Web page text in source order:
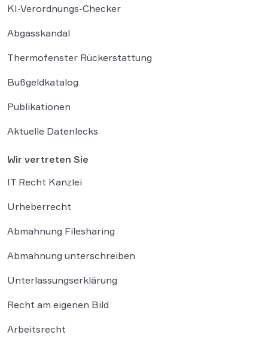
KI-Verordnungs-Checker
Abgasskandal
Thermofenster Rückerstattung
Bußgeldkatalog
Publikationen
Aktuelle Datenlecks
Wir vertreten Sie
IT Recht Kanzlei
Urheberrecht
Abmahnung Filesharing
Abmahnung unterschreiben
Unterlassungserklärung
Recht am eigenen Bild
Arbeitsrecht